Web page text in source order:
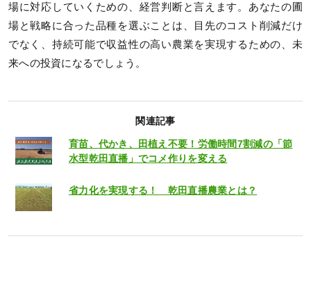
場に対応していくための、経営判断と言えます。あなたの圃
場と戦略に合った品種を選ぶことは、目先のコスト削減だけ
でなく、持続可能で収益性の高い農業を実現するための、未
来への投資になるでしょう。
関連記事
育苗、代かき、田植え不要！労働時間7割減の「節
水型乾田直播」でコメ作りを変える
省力化を実現する！ 乾田直播農業とは？